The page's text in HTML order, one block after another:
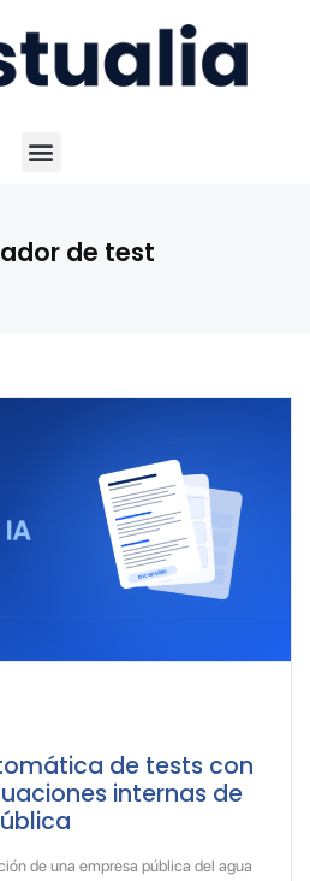
de test
de tests con
internas de
de una empresa pública del agua